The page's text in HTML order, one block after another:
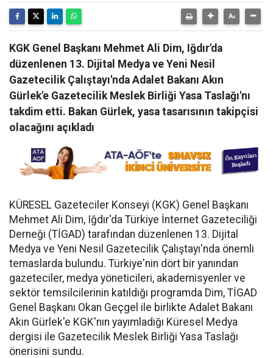
KGK Genel Başkanı Mehmet Ali Dim, Iğdır'da
düzenlenen 13. Dijital Medya ve Yeni Nesil
Gazetecilik Çalıştayı'nda Adalet Bakanı Akın
Gürlek'e Gazetecilik Meslek Birliği Yasa Taslağı'nı
takdim etti. Bakan Gürlek, yasa tasarısının takipçisi
olacağını açıkladı
KÜRESEL Gazeteciler Konseyi (KGK) Genel Başkanı
Mehmet Ali Dim, Iğdır'da Türkiye İnternet Gazeteciliği
Derneği (TİGAD) tarafından düzenlenen 13. Dijital
Medya ve Yeni Nesil Gazetecilik Çalıştayı'nda önemli
temaslarda bulundu. Türkiye'nin dört bir yanından
gazeteciler, medya yöneticileri, akademisyenler ve
sektör temsilcilerinin katıldığı programda Dim, TİGAD
Genel Başkanı Okan Geçgel ile birlikte Adalet Bakanı
Akın Gürlek'e KGK'nın yayımladığı Küresel Medya
dergisi ile Gazetecilik Meslek Birliği Yasa Taslağı
önerisini sundu.